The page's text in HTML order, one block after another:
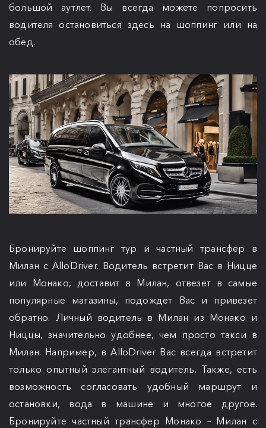
большой аутлет. Вы всегда можете попросить
водителя остановиться здесь на шоппинг или на
обед.
Бронируйте шоппинг тур и частный трансфер в
Милан с AlloDriver. Водитель встретит Вас в Ницце
или Монако, доставит в Милан, отвезет в самые
популярные магазины, подождет Вас и привезет
обратно. Личный водитель в Милан из Монако и
Ниццы, значительно удобнее, чем просто такси в
Милан. Например, в AlloDriver Вас всегда встретит
только опытный элегантный водитель. Также, есть
возможность согласовать удобный маршрут и
остановки, вода в машине и многое другое.
Бронируйте частный трансфер Монако – Милан с